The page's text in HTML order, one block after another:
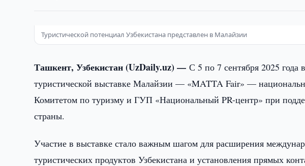
Туристической потенциал Узбекистана представлен в Малайзии
Ташкент, Узбекистан (UzDaily.uz) —С 5 по 7 сентября 2025
туристической выставке Малайзии — «MATTA Fair» —
Комитетом по туризму и ГУП «Национальный PR-центр» при
страны.
Участие в выставке стало важным шагом для расширения
туристических продуктов Узбекистана и установления прямых